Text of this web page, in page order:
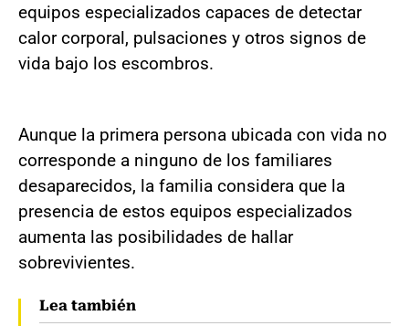
equipos especializados capaces de detectar
calor corporal, pulsaciones y otros signos de
vida bajo los escombros.
Aunque la primera persona ubicada con vida no
corresponde a ninguno de los familiares
desaparecidos, la familia considera que la
presencia de estos equipos especializados
aumenta las posibilidades de hallar
sobrevivientes.
Lea también